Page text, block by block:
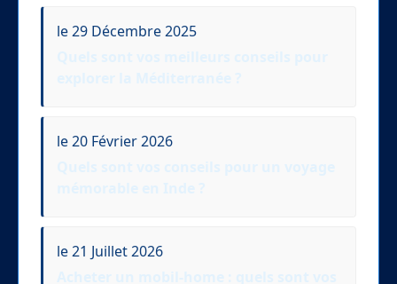
le 29 Décembre 2025
le 20 Février 2026
le 21 Juillet 2026